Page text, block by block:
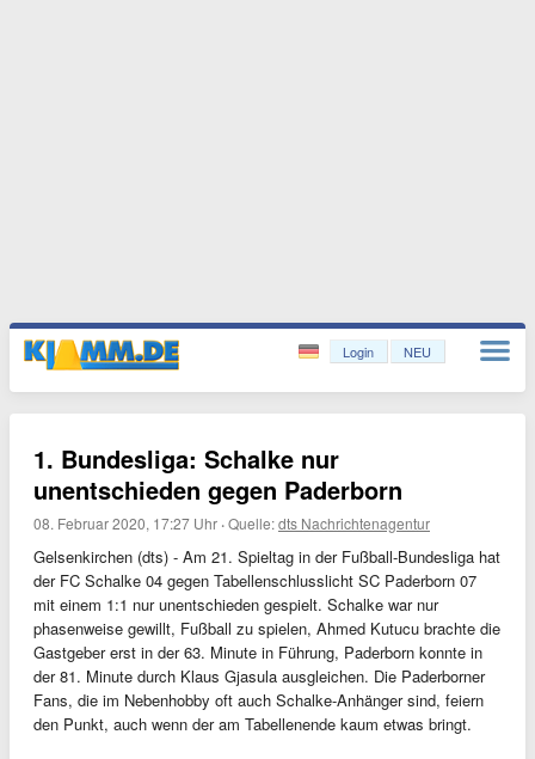
Login NEU
1. Bundesliga: Schalke nur
unentschieden gegen Paderborn
08. Februar 2020, 17:27 Uhr ·Quelle:dts Nachrichtenagentur
Gelsenkirchen (dts) - Am 21. Spieltag in der Fußball-Bundesliga hat
der FC Schalke 04 gegen Tabellenschlusslicht SC Paderborn 07
mit einem 1:1 nur unentschieden gespielt. Schalke war nur
phasenweise gewillt, Fußball zu spielen, Ahmed Kutucu brachte die
Gastgeber erst in der 63. Minute in Führung, Paderborn konnte in
der 81. Minute durch Klaus Gjasula ausgleichen. Die Paderborner
Fans, die im Nebenhobby oft auch Schalke-Anhänger sind, feiern
den Punkt, auch wenn der am Tabellenende kaum etwas bringt.